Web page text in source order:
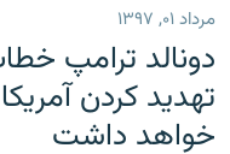
مرداد ۰۱, ۱۳۹۷
دونالد ترامپ
تهدید کردن
خواهد داشت